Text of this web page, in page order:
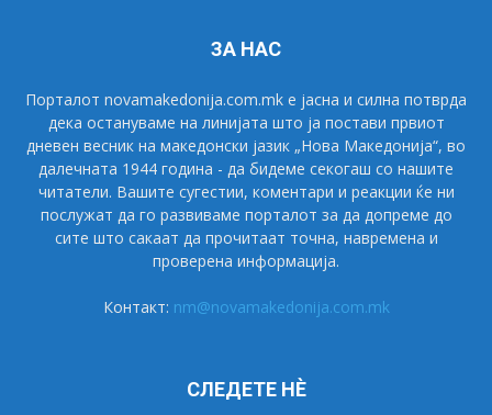
ЗА НАС
Порталот novamakedonija.com.mk е јасна и силна потврда
дека остануваме на линијата што ја постави првиот
дневен весник на македонски јазик „Нова Македонија“, во
далечната 1944 година - да бидеме секогаш со нашите
читатели. Вашите сугестии, коментари и реакции ќе ни
послужат да го развиваме порталот за да допреме до
сите што сакаат да прочитаат точна, навремена и
проверена информација.
Контакт: nm@novamakedonija.com.mk
СЛЕДЕТЕ НÈ